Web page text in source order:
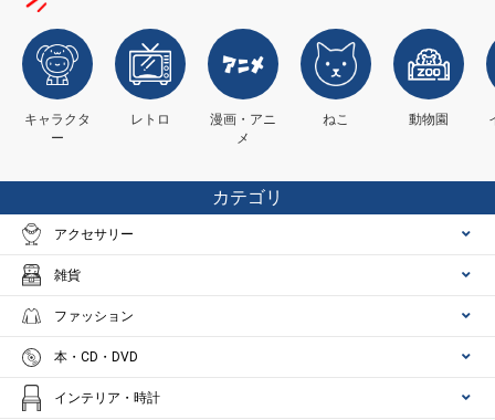
キャラクタ
ー
レトロ
漫画・アニ
メ
ねこ 動物園
カテゴリ
アクセサリー
雑貨
ファッション
本・CD・DVD
インテリア・時計